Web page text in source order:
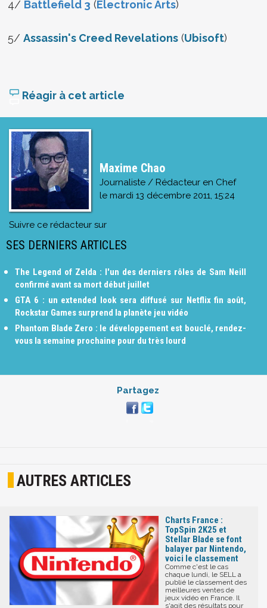
4/ Battlefield 3 (Electronic Arts)
5/Assassin's Creed Revelations (Ubisoft)
Réagir à cet article
Maxime Chao
Journaliste / Rédacteur en Chef
le mardi 13 décembre 2011, 15:24
Suivre ce rédacteur sur
SES DERNIERS ARTICLES
The Legend of Zelda : l'un des derniers rôles de Sam Neill
confirmé avant sa mort début juillet
GTA 6 : un extended look sera diffusé sur Netflix fin août,
Rockstar Games surprend la planète jeu vidéo
Phantom Blade Zero : le développement est bouclé, rendez-
vous la semaine prochaine pour du très lourd
Partagez
AUTRES ARTICLES
Charts France :
TopSpin 2K25 et
Stellar Blade se font
balayer par Nintendo,
voici le classement
Comme c'est le cas
chaque lundi, le SELL a
publié le classement des
meilleures ventes de
jeux vidéo en France. Il
s'agit des résultats pour